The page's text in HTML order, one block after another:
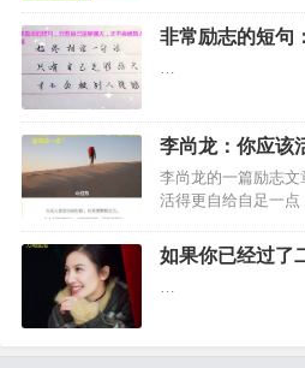
越弱。 …
非常励志的短句
…
李尚龙：你应该
自给自足一点！
李尚龙的一篇励志文
活得更自给自足一
否，都只和自己有关
如果你已经过了
…